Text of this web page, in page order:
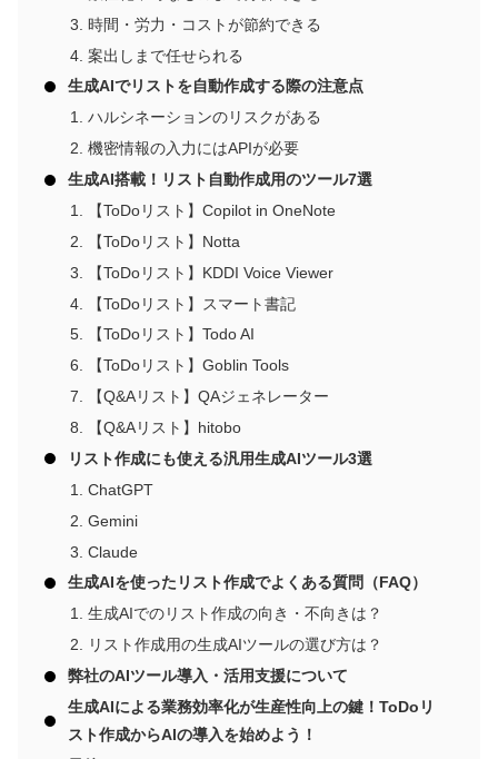
時間・労力・コストが節約できる
案出しまで任せられる
生成AIでリストを自動作成する際の注意点
ハルシネーションのリスクがある
機密情報の入力にはAPIが必要
生成AI搭載！リスト自動作成用のツール7選
【ToDoリスト】Copilot in OneNote
【ToDoリスト】Notta
【ToDoリスト】KDDI Voice Viewer
【ToDoリスト】スマート書記
【ToDoリスト】Todo AI
【ToDoリスト】Goblin Tools
【Q&Aリスト】QAジェネレーター
【Q&Aリスト】hitobo
リスト作成にも使える汎用生成AIツール3選
ChatGPT
Gemini
Claude
生成AIを使ったリスト作成でよくある質問（FAQ）
生成AIでのリスト作成の向き・不向きは？
リスト作成用の生成AIツールの選び方は？
弊社のAIツール導入・活用支援について
生成AIによる業務効率化が生産性向上の鍵！ToDoリ
スト作成からAIの導入を始めよう！